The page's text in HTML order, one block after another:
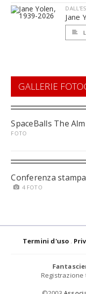
Jane
GALLERIE
SpaceBalls The
FOTO
Conferenza
4 FOTO
Termini d'uso
Registrazione